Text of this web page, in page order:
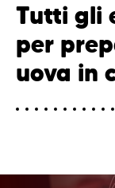
Tutti gli
per
uova in